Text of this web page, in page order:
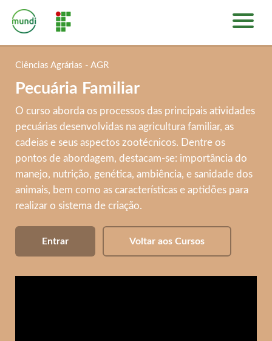
PLATAFORMA DE CURSOS
ENTRAR
Ciências Agrárias - AGR
Pecuária Familiar
O curso aborda os processos das principais atividades
pecuárias desenvolvidas na agricultura familiar, as
cadeias e seus aspectos zootécnicos. Dentre os
pontos de abordagem, destacam-se: importância do
manejo, nutrição, genética, ambiência, e sanidade dos
animais, bem como as características e aptidões para
realizar o sistema de criação.
Entrar Voltar aos Cursos